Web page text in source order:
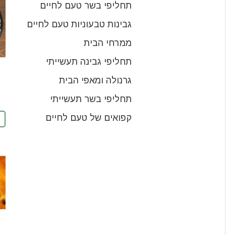
תחליפי בשר טעם לחיים
גבינות טבעוניות טעם לחיים
ממרחי הבית
תחליפי גבינה תעשייתי
גרנולה ומאפי הבית
תחליפי בשר תעשייתי
קפואים של טעם לחיים